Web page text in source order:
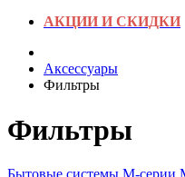
АКЦИИ И СКИДКИ
Аксесcуары
Фильтры
Фильтры